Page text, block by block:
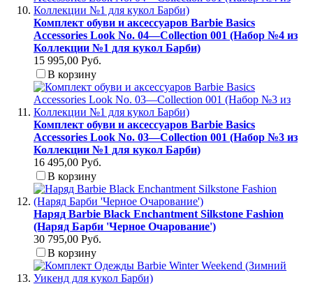
Комплект обуви и аксессуаров Barbie Basics
Accessories Look No. 04—Collection 001 (Набор №4 из
Коллекции №1 для кукол Барби)
15 995,00 Руб.
В корзину
Комплект обуви и аксессуаров Barbie Basics
Accessories Look No. 03—Collection 001 (Набор №3 из
Коллекции №1 для кукол Барби)
16 495,00 Руб.
В корзину
Наряд Barbie Black Enchantment Silkstone Fashion
(Наряд Барби 'Черное Очарование')
30 795,00 Руб.
В корзину